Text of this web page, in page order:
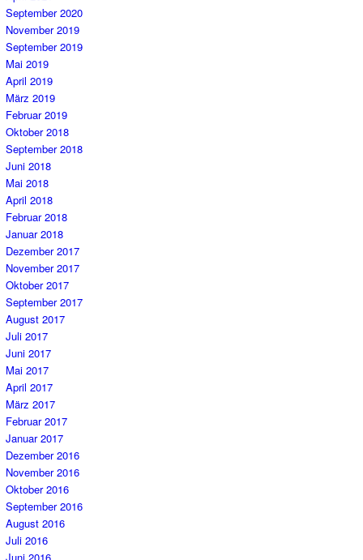
September 2020
November 2019
September 2019
Mai 2019
April 2019
März 2019
Februar 2019
Oktober 2018
September 2018
Juni 2018
Mai 2018
April 2018
Februar 2018
Januar 2018
Dezember 2017
November 2017
Oktober 2017
September 2017
August 2017
Juli 2017
Juni 2017
Mai 2017
April 2017
März 2017
Februar 2017
Januar 2017
Dezember 2016
November 2016
Oktober 2016
September 2016
August 2016
Juli 2016